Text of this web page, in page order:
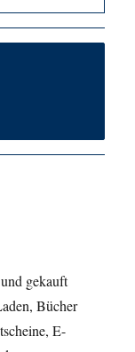
gekauft
Bücher
E-